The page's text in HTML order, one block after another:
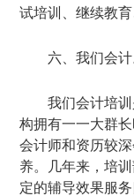
试培训、继续教
六、我们会计
我们会计培
构拥有一一大群
会计师和资历较
养。几年来，培
定的辅导效果服务